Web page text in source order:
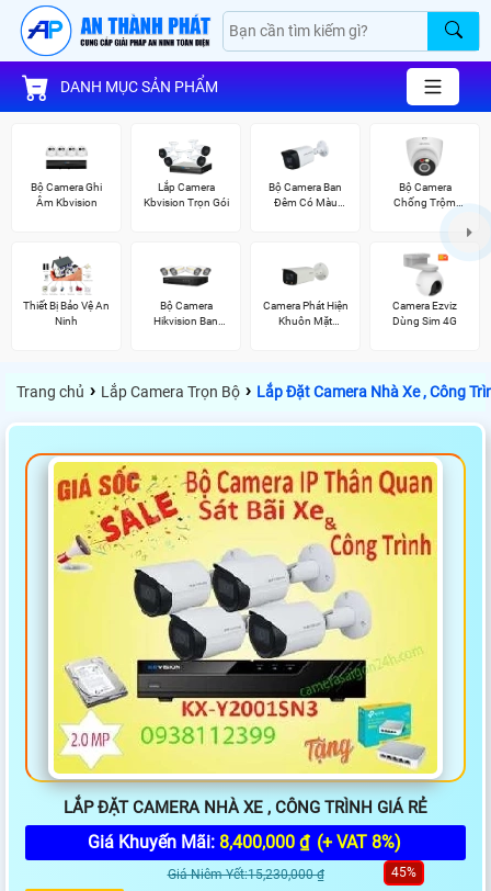
DANH MỤC SẢN PHẨM
Bộ Camera Ghi
Âm Kbvision
Lắp Camera
Kbvision Trọn Gói
Bộ Camera Ban
Đêm Có Màu
Bộ Camera
Chống Trộm
Thiết Bị Bảo Vệ An
Ninh
Bộ Camera
Hikvision Ban
Camera Phát Hiện
Khuôn Mặt
Camera Ezviz
Dùng Sim 4G
Trang chủ › Lắp Camera Trọn Bộ › Lắp Đặt Camera Nhà Xe , Công
LẮP ĐẶT CAMERA NHÀ XE , CÔNG TRÌNH GIÁ RẺ
Giá Khuyến Mãi: 8,400,000 ₫ (+ VAT 8%)
Giá Niêm Yết:15,230,000 ₫ 45%